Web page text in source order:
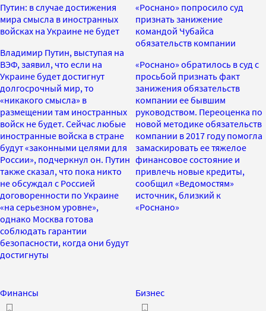
Путин: в случае достижения
мира смысла в иностранных
войсках на Украине не будет
Владимир Путин, выступая на
ВЭФ, заявил, что если на
Украине будет достигнут
долгосрочный мир, то
«никакого смысла» в
размещении там иностранных
войск не будет. Сейчас любые
иностранные войска в стране
будут «законными целями для
России», подчеркнул он. Путин
также сказал, что пока никто
не обсуждал с Россией
договоренности по Украине
«на серьезном уровне»,
однако Москва готова
соблюдать гарантии
безопасности, когда они будут
достигнуты
«Роснано» попросило суд
признать занижение
командой Чубайса
обязательств компании
«Роснано» обратилось в суд с
просьбой признать факт
занижения обязательств
компании ее бывшим
руководством. Переоценка по
новой методике обязательств
компании в 2017 году помогла
замаскировать ее тяжелое
финансовое состояние и
привлечь новые кредиты,
сообщил «Ведомостям»
источник, близкий к
«Роснано»
Финансы Бизнес